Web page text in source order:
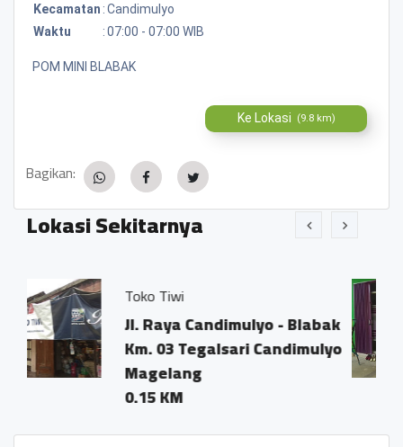
Kecamatan :Candimulyo
Waktu
:07:00 - 07:00 WIB
POM MINI BLABAK
Ke Lokasi (9.8 km)
Bagikan:
Lokasi Sekitarnya
Candimulyo - Blabak
Tegalsari Candimulyo
KAMILA
Jl.
Tegalsari,
kab.